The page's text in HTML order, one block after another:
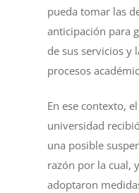
pueda tomar las
anticipación para
de sus servicios y
procesos
En ese contexto,
universidad
una posible
razón por la cual,
adoptaron